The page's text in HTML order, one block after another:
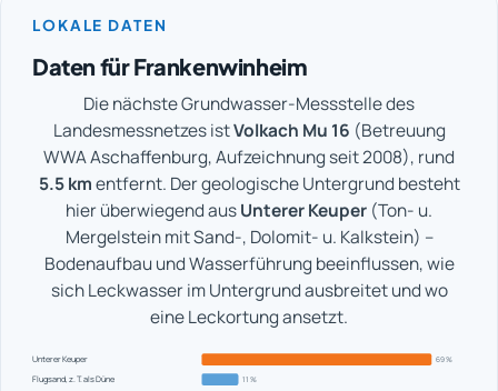
LOKALE DATEN
Daten für Frankenwinheim
Die nächste Grundwasser-Messstelle des
Landesmessnetzes istVolkach Mu 16 (Betreuung
WWA Aschaffenburg, Aufzeichnung seit 2008), rund
5.5 kmentfernt. Der geologische Untergrund besteht
hier überwiegend ausUnterer Keuper (Ton- u.
Mergelstein mit Sand-, Dolomit- u. Kalkstein) –
Bodenaufbau und Wasserführung beeinflussen, wie
sich Leckwasser im Untergrund ausbreitet und wo
eine Leckortung ansetzt.
Unterer Keuper 69 %
Flugsand, z. T. als Düne 11 %